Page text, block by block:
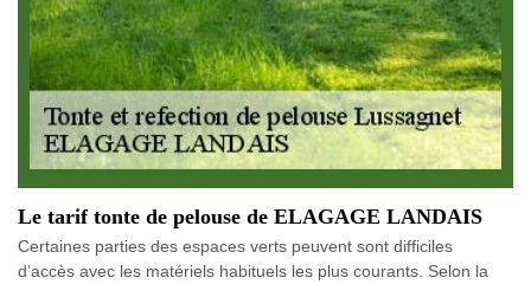
Le tarif tonte de pelouse de ELAGAGE LANDAIS
Certaines parties des espaces verts peuvent sont difficiles
d’accès avec les matériels habituels les plus courants. Selon la